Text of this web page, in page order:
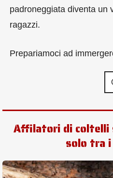
padroneggiata diventa un
ragazzi.
Prepariamoci ad
Affilatori di coltelli
solo tra